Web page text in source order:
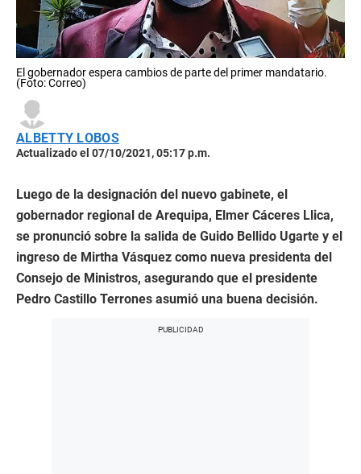
El gobernador espera cambios de parte del primer mandatario.
(Foto: Correo)
ALBETTY LOBOS
Actualizado el 07/10/2021, 05:17 p.m.
Luego de la designación del nuevo gabinete, el
gobernador regional de Arequipa, Elmer Cáceres Llica,
se pronunció sobre la salida de Guido Bellido Ugarte y el
ingreso de Mirtha Vásquez como nueva presidenta del
Consejo de Ministros, asegurando que el presidente
Pedro Castillo Terrones asumió una buena decisión.